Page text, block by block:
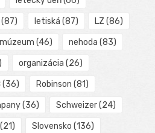
(87) letiská (87) LZ (86)
múzeum (46) nehoda (83)
organizácia (26)
(36) Robinson (81)
(36) Schweizer(24)
Slovensko (136)